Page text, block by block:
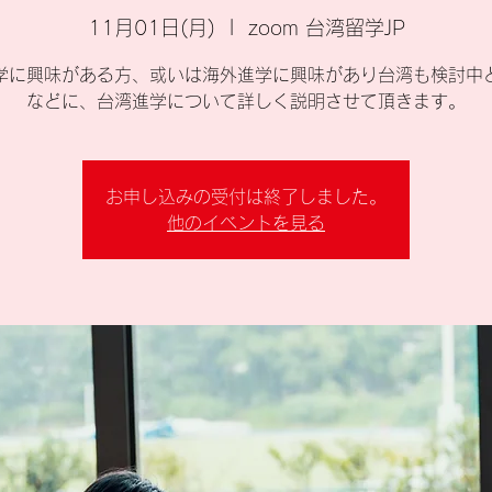
11月01日(月) zoom 台湾留学JP
に興味がある方、或いは海外進学に興味があり台湾も検討中
などに、台湾進学について詳しく説明させて頂きます。
お申し込みの受付は終了しました。
他のイベントを見る